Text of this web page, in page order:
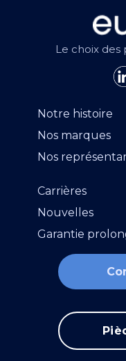
Le choix des
Notre histoire
Nos marques
Nos
Carrières
Nouvelles
Garantie